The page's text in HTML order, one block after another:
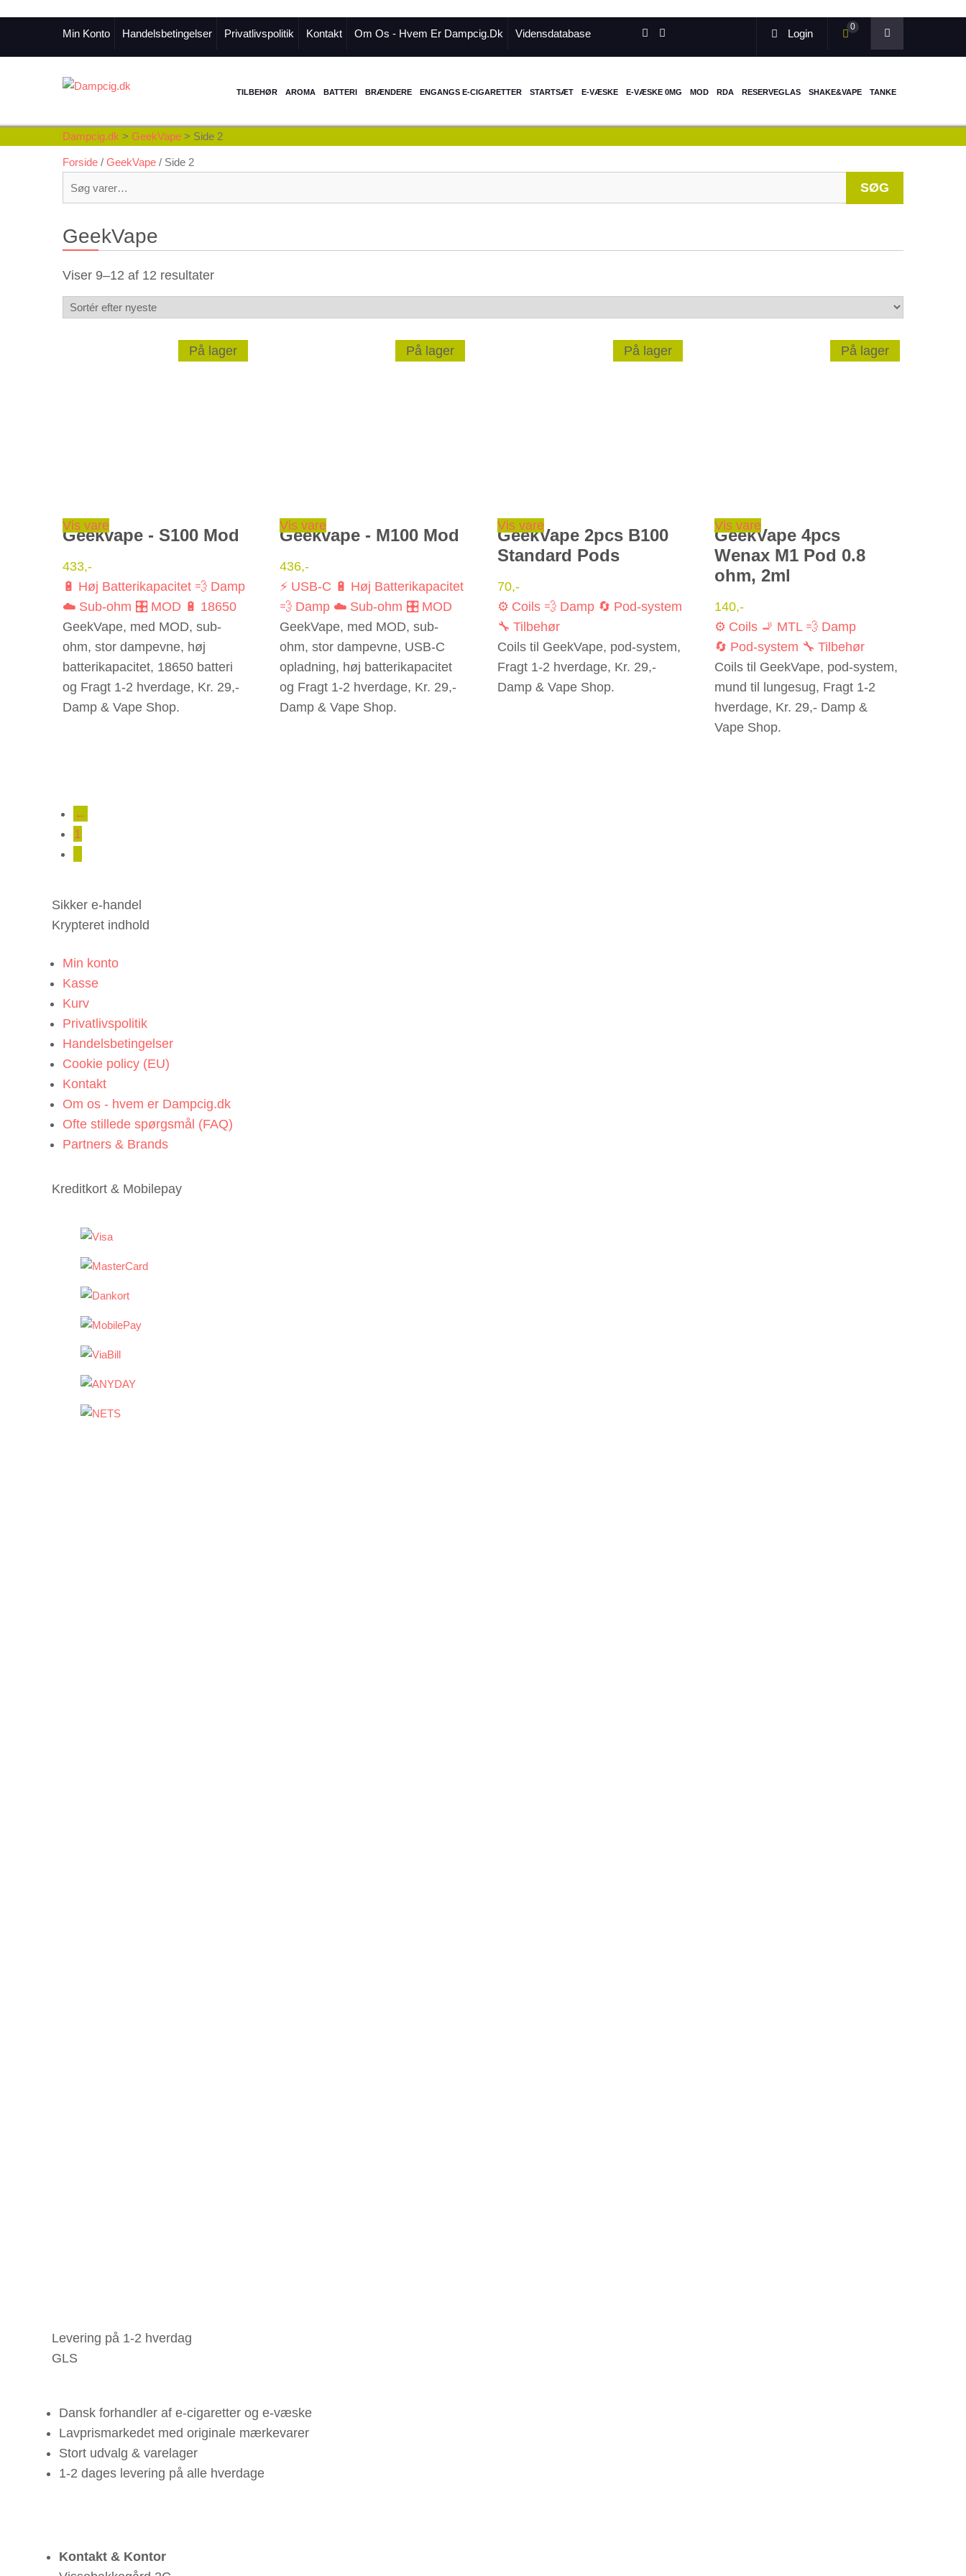
Min Konto Handelsbetingelser Privatlivspolitik Kontakt Om Os - Hvem Er Dampcig.dk Vidensdatabase Login
0
TILBEHØR AROMA BATTERI BRÆNDERE ENGANGS E-CIGARETTER STARTSÆT E-VÆSKE E-VÆSKE 0MG MOD RDA RESERVEGLAS SHAKE&VAPE TANKE
Dampcig.dk > GeekVape > Side 2
Forside / GeekVape / Side 2
SØG
GeekVape
Viser 9–12 af 12 resultaterSorteret
efter
seneste
På lager
Vis vare
Geekvape - S100 Mod
433,-
🔋 Høj Batterikapacitet 💨 Damp
☁️ Sub-ohm 🎛️ MOD 🔋 18650
GeekVape, med MOD, sub-
ohm, stor dampevne, høj
batterikapacitet, 18650 batteri
og Fragt 1-2 hverdage, Kr. 29,-
Damp & Vape Shop.
På lager
Vis vare
Geekvape - M100 Mod
436,-
⚡ USB-C 🔋 Høj Batterikapacitet
💨 Damp ☁️ Sub-ohm 🎛️ MOD
GeekVape, med MOD, sub-
ohm, stor dampevne, USB-C
opladning, høj batterikapacitet
og Fragt 1-2 hverdage, Kr. 29,-
Damp & Vape Shop.
På lager
Vis vare
GeekVape 2pcs B100
Standard Pods
70,-
⚙️ Coils 💨 Damp 🔄 Pod-system
🔧 Tilbehør
Coils til GeekVape, pod-system,
Fragt 1-2 hverdage, Kr. 29,-
Damp & Vape Shop.
På lager
Vis vare
GeekVape 4pcs
Wenax M1 Pod 0.8
ohm, 2ml
140,-
⚙️ Coils 🚬 MTL 💨 Damp
🔄 Pod-system 🔧 Tilbehør
Coils til GeekVape, pod-system,
mund til lungesug, Fragt 1-2
hverdage, Kr. 29,- Damp &
Vape Shop.
←
1
Sikker e-handel
Krypteret indhold
Min konto
Kasse
Kurv
Privatlivspolitik
Handelsbetingelser
Cookie policy (EU)
Kontakt
Om os - hvem er Dampcig.dk
Ofte stillede spørgsmål (FAQ)
Partners & Brands
Kreditkort & Mobilepay
Levering på 1-2 hverdag
GLS
Dansk forhandler af e-cigaretter og e-væske
Lavprismarkedet med originale mærkevarer
Stort udvalg & varelager
1-2 dages levering på alle hverdage
Kontakt & Kontor